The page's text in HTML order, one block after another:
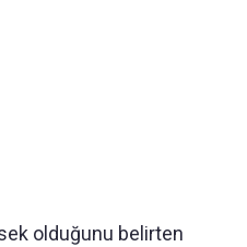
olduğunu belirten